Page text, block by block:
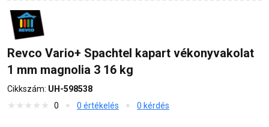
Revco Vario+ Spachtel kapart vékonyvakolat
1 mm magnolia 3 16 kg
Cikkszám: UH-598538
0
0 értékelés 0 kérdés